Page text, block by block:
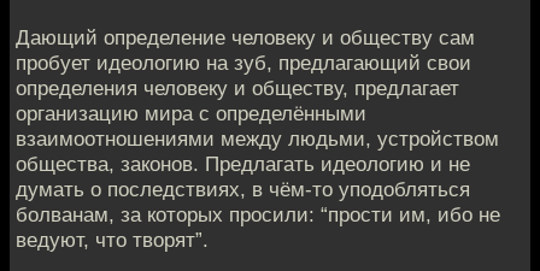
Дающий определение человеку и обществу сам
пробует идеологию на зуб, предлагающий свои
определения человеку и обществу, предлагает
организацию мира с определёнными
взаимоотношениями между людьми, устройством
общества, законов. Предлагать идеологию и не
думать о последствиях, в чём-то уподобляться
болванам, за которых просили: “прости им, ибо не
ведуют, что творят”.